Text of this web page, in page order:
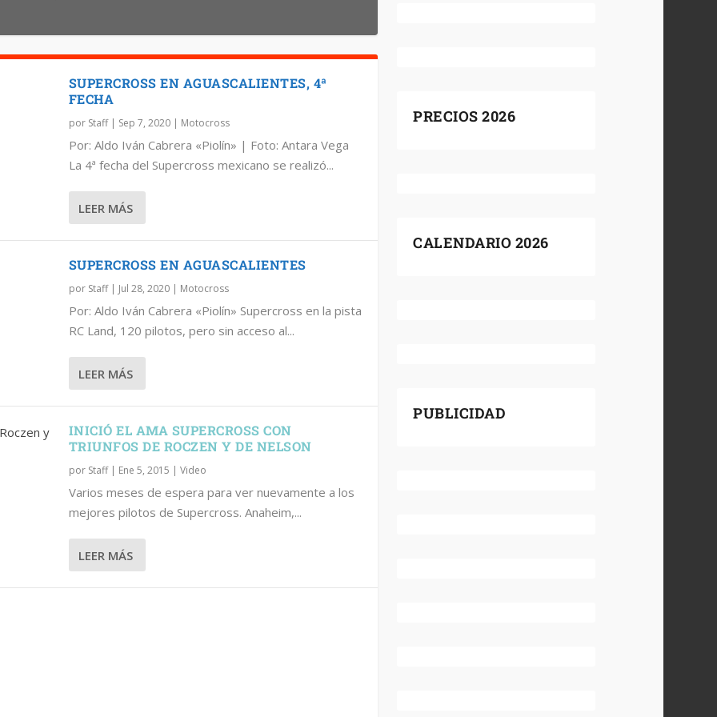
TRIUNFOS DE ROCZEN Y ...
SUPERCROSS EN AGUASCALIENTES, 4ª
FECHA
por Staff| Sep 7, 2020| Motocross
Por: Aldo Iván Cabrera «Piolín» | Foto: Antara Vega
La 4ª fecha del Supercross mexicano se realizó...
LEER MÁS
SUPERCROSS EN AGUASCALIENTES
por Staff| Jul 28, 2020| Motocross
Por: Aldo Iván Cabrera «Piolín» Supercross en la pista
RC Land, 120 pilotos, pero sin acceso al...
LEER MÁS
INICIÓ EL AMA SUPERCROSS CON
TRIUNFOS DE ROCZEN Y DE NELSON
por Staff| Ene 5, 2015 | Video
Varios meses de espera para ver nuevamente a los
mejores pilotos de Supercross. Anaheim,...
LEER MÁS
PRECIOS 2026
CALENDARIO 2026
PUBLICIDAD